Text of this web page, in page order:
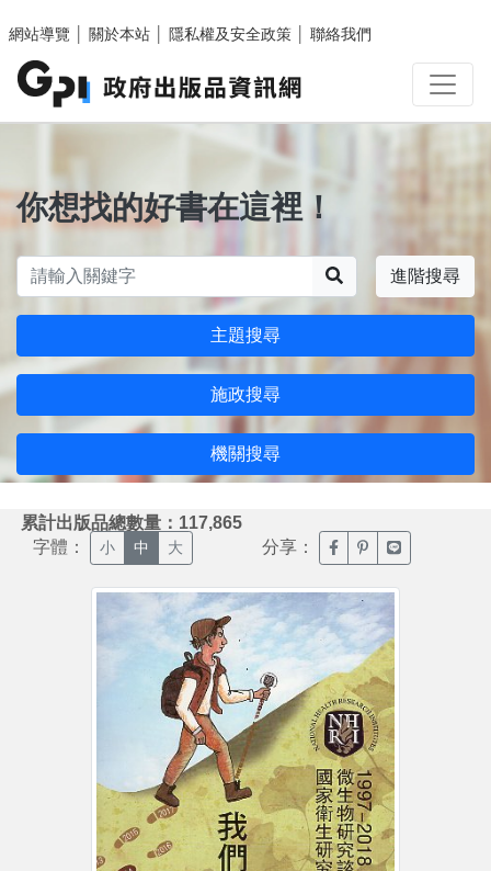
網站導覽
關於本站 隱私權及安全政策 聯絡我們
你想找的好書在這裡！
進階搜尋
主題搜尋
施政搜尋
機關搜尋
累計出版品總數量：117,865
字體： 小 中 大 分享： 臉書分享(另開新視窗)
噗浪分享(另開新
Line分享(另